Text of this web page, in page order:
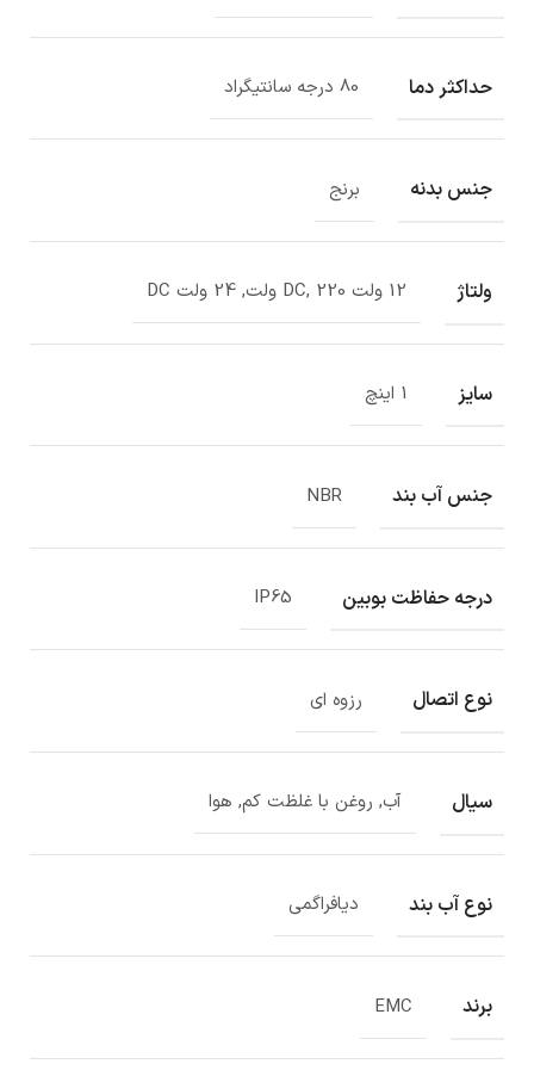
حداکثر دما 80 درجه سانتیگراد
جنس بدنه برنج
ولتاژ 12 ولت DC, 220 ولت, 24 ولت DC
سایز 1 اینچ
جنس آب بند NBR
درجه حفاظت بوبین IP65
نوع اتصال رزوه ای
سیال آب, روغن با غلظت کم, هوا
نوع آب بند دیافراگمی
برند EMC